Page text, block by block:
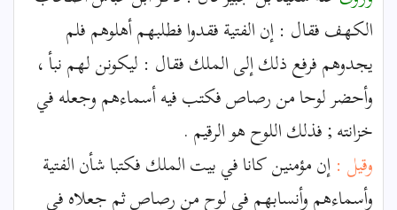
الكهف فقال : إن الفتية فقدوا فطلبهم أهلوهم فلم
يجدوهم فرفع ذلك إلى الملك فقال : ليكونن لهم نبأ ،
وأحضر لوحا من رصاص فكتب فيه أسماءهم وجعله في
خزانته ; فذلك اللوح هو الرقيم .
وقيل : إن مؤمنين كانا في بيت الملك فكتبا شأن الفتية
وأسماءهم وأنسابهم في لوح من رصاص ثم جعلاه في